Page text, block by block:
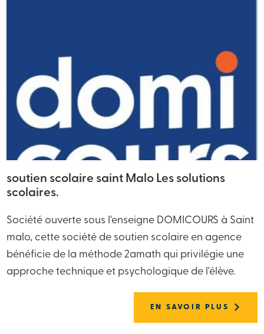
soutien scolaire saint Malo Les solutions
scolaires.
Société ouverte sous l'enseigne DOMICOURS à Saint
malo, cette société de soutien scolaire en agence
bénéficie de la méthode 2amath qui privilégie une
approche technique et psychologique de l'élève.
EN SAVOIR PLUS